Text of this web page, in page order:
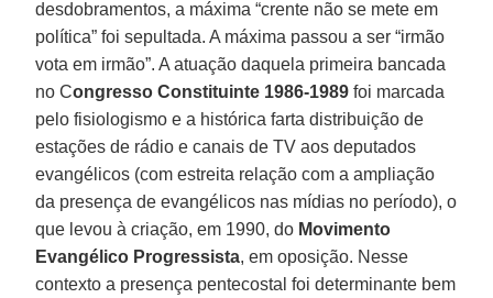
desdobramentos, a máxima “crente não se mete em
política” foi sepultada. A máxima passou a ser “irmão
vota em irmão”. A atuação daquela primeira bancada
no Congresso Constituinte 1986-1989 foi marcada
pelo fisiologismo e a histórica farta distribuição de
estações de rádio e canais de TV aos deputados
evangélicos (com estreita relação com a ampliação
da presença de evangélicos nas mídias no período), o
que levou à criação, em 1990, do Movimento
Evangélico Progressista, em oposição. Nesse
contexto a presença pentecostal foi determinante bem